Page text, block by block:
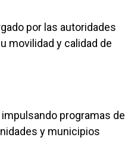
por las autoridades
movilidad y calidad de
programas de
y municipios